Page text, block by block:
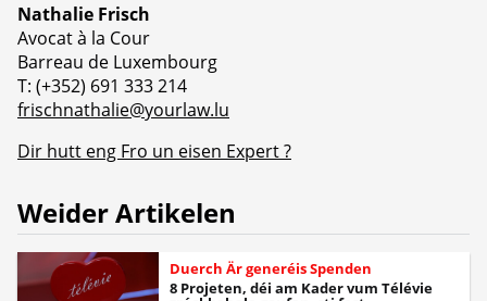
Nathalie Frisch
Avocat à la Cour
Barreau de Luxembourg
T: (+352) 691 333 214
frischnathalie@yourlaw.lu
Dir hutt eng Fro un eisen Expert ?
Weider Artikelen
Duerch Är generéis Spenden
8 Projeten, déi am Kader vum Télévie